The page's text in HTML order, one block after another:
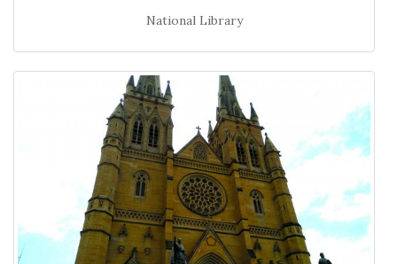
National Library